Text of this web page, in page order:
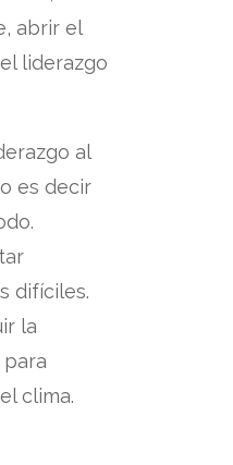
abrir el
liderazgo
al
es decir
difíciles.
la
clima.